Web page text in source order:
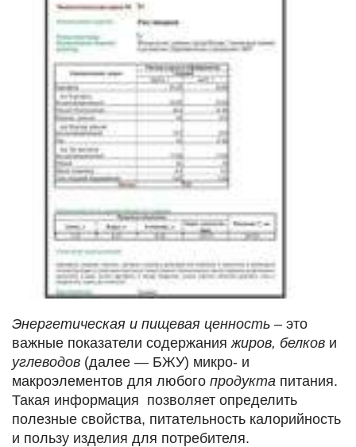
Энергетическая и пищевая ценность – это
важные показатели содержания жиров, белков и
углеводов (далее — БЖУ) микро- и
макроэлементов для любого продукта питания.
Такая информация позволяет определить
полезные свойства, питательность калорийность
и пользу изделия для потребителя.